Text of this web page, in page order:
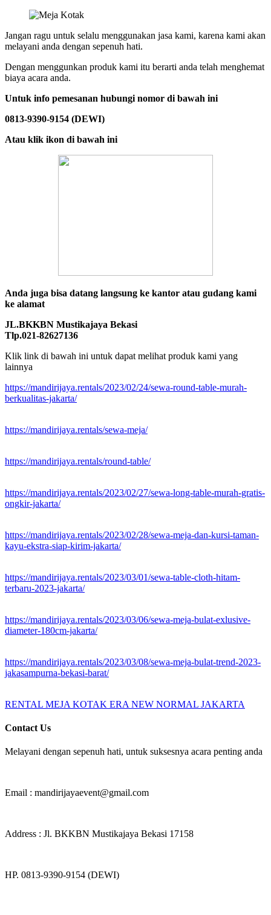
Jangan ragu untuk selalu menggunakan jasa kami, karena kami akan
melayani anda dengan sepenuh hati.
Dengan menggunkan produk kami itu berarti anda telah menghemat
biaya acara anda.
Untuk info pemesanan hubungi nomor di bawah ini
0813-9390-9154 (DEWI)
Atau klik ikon di bawah ini
Anda juga bisa datang langsung ke kantor atau gudang kami
ke alamat
JL.BKKBN Mustikajaya Bekasi
Tlp.021-82627136
Klik link di bawah ini untuk dapat melihat produk kami yang
lainnya
https://mandirijaya.rentals/2023/02/24/sewa-round-table-murah-
berkualitas-jakarta/
https://mandirijaya.rentals/sewa-meja/
https://mandirijaya.rentals/round-table/
https://mandirijaya.rentals/2023/02/27/sewa-long-table-murah-gratis-
ongkir-jakarta/
https://mandirijaya.rentals/2023/02/28/sewa-meja-dan-kursi-taman-
kayu-ekstra-siap-kirim-jakarta/
https://mandirijaya.rentals/2023/03/01/sewa-table-cloth-hitam-
terbaru-2023-jakarta/
https://mandirijaya.rentals/2023/03/06/sewa-meja-bulat-exlusive-
diameter-180cm-jakarta/
https://mandirijaya.rentals/2023/03/08/sewa-meja-bulat-trend-2023-
jakasampurna-bekasi-barat/
RENTAL MEJA KOTAK ERA NEW NORMAL JAKARTA
Contact Us
Melayani dengan sepenuh hati, untuk suksesnya acara penting anda
Email : mandirijayaevent@gmail.com
Address : Jl. BKKBN Mustikajaya Bekasi 17158
HP. 0813-9390-9154 (DEWI)